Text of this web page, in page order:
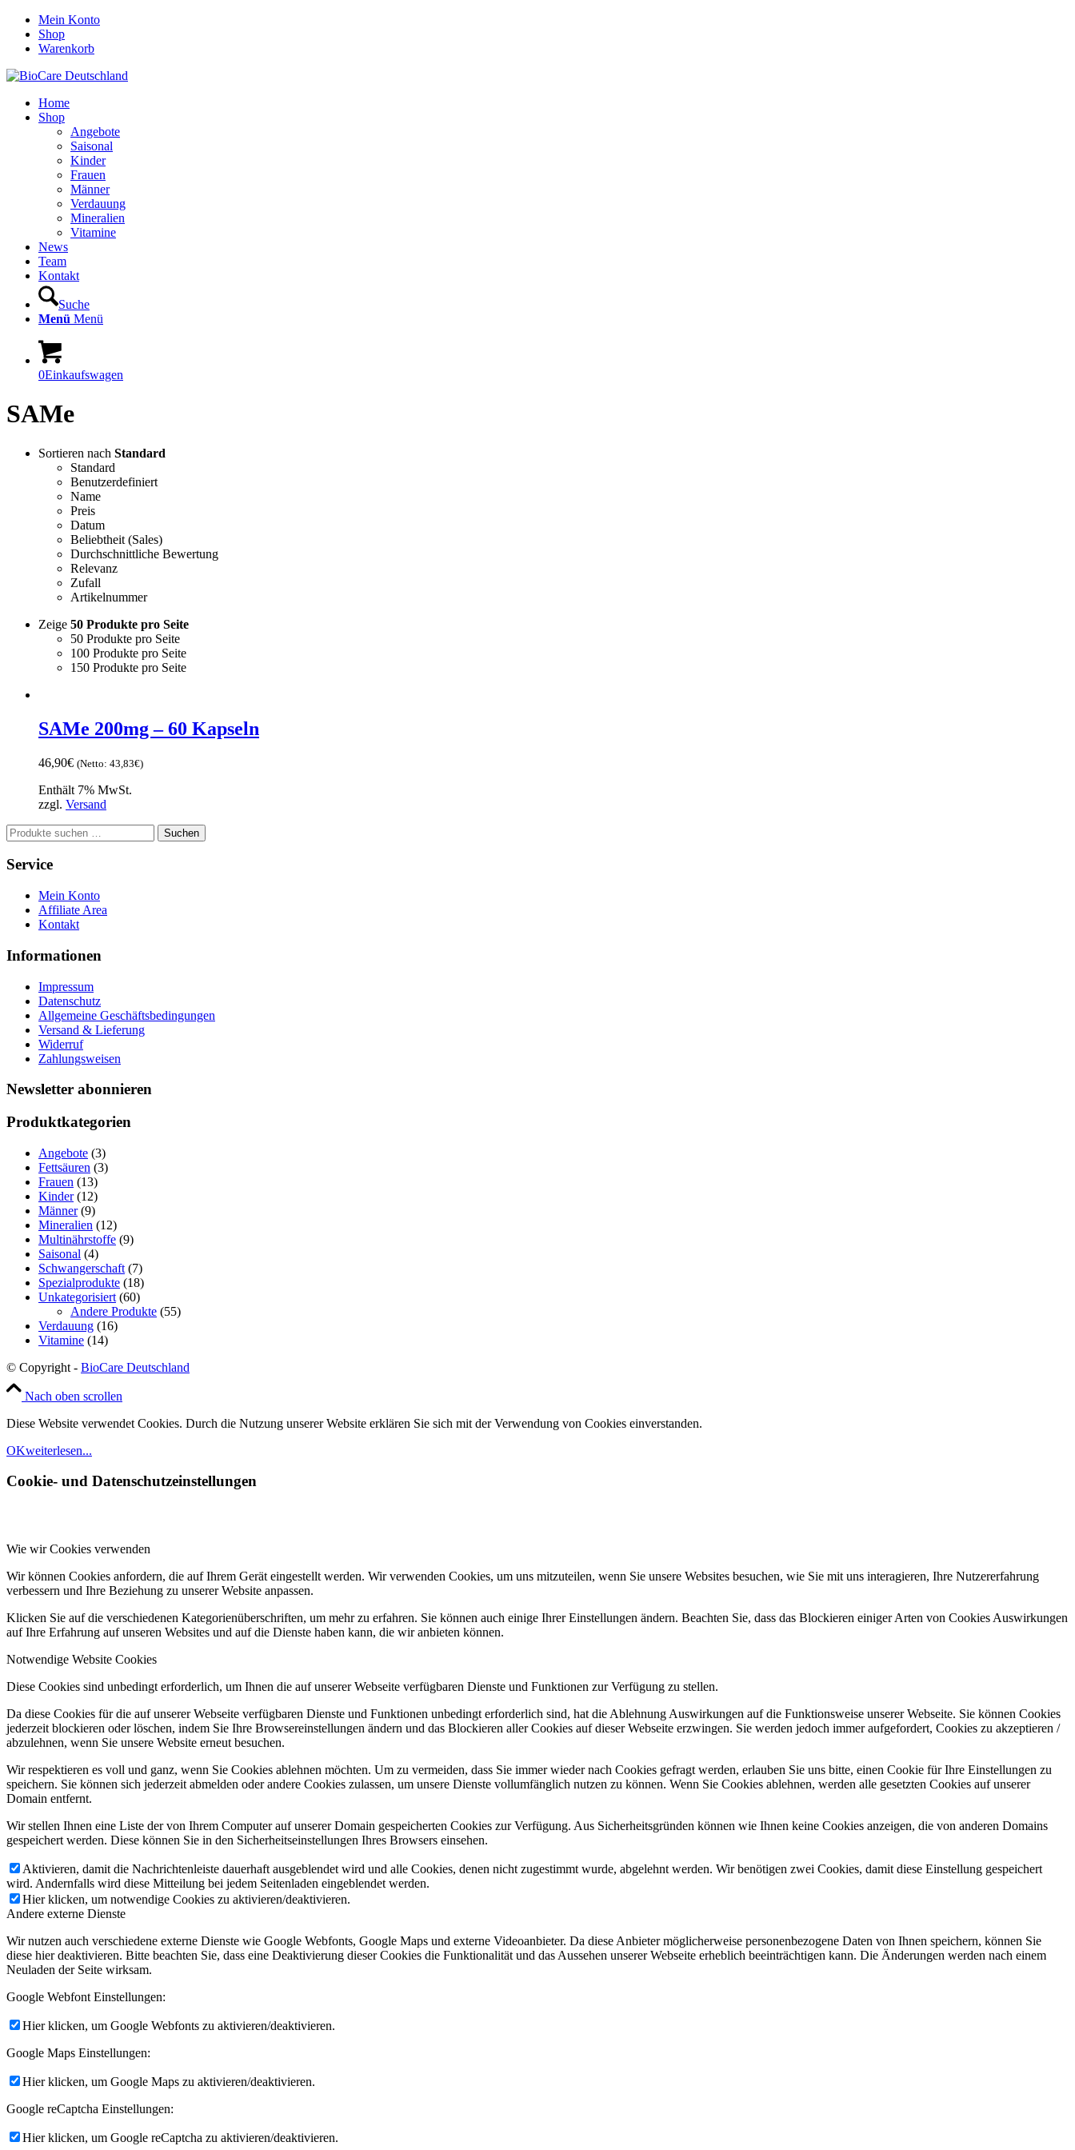
Mein Konto
Shop
Warenkorb
Home
Shop
Angebote
Saisonal
Kinder
Frauen
Männer
Verdauung
Mineralien
Vitamine
News
Team
Kontakt
Suche
Menü Menü
0Einkaufswagen
SAMe
Sortieren nach Standard
Standard
Benutzerdefiniert
Name
Preis
Datum
Beliebtheit (Sales)
Durchschnittliche Bewertung
Relevanz
Zufall
Artikelnummer
Zeige 50 Produkte pro Seite
50 Produkte pro Seite
100 Produkte pro Seite
150 Produkte pro Seite
SAMe 200mg – 60 Kapseln
46,90€ (Netto: 43,83€)
Enthält 7% MwSt.
zzgl. Versand
Suchen
nach:
Suchen
Service
Mein Konto
Affiliate Area
Kontakt
Informationen
Impressum
Datenschutz
Allgemeine Geschäftsbedingungen
Versand & Lieferung
Widerruf
Zahlungsweisen
Newsletter abonnieren
Produktkategorien
Angebote (3)
Fettsäuren (3)
Frauen (13)
Kinder (12)
Männer (9)
Mineralien (12)
Multinährstoffe (9)
Saisonal (4)
Schwangerschaft (7)
Spezialprodukte (18)
Unkategorisiert (60)
Andere Produkte (55)
Verdauung (16)
Vitamine (14)
© Copyright - BioCare Deutschland
Nach oben scrollen
Diese Website verwendet Cookies. Durch die Nutzung unserer Website erklären Sie sich mit der Verwendung von Cookies einverstanden.
OKweiterlesen...
Cookie- und Datenschutzeinstellungen
Wie wir Cookies verwenden
Wir können Cookies anfordern, die auf Ihrem Gerät eingestellt werden. Wir verwenden Cookies, um uns mitzuteilen, wenn Sie unsere Websites besuchen, wie Sie mit uns interagieren, Ihre Nutzererfahrung
verbessern und Ihre Beziehung zu unserer Website anpassen.
Klicken Sie auf die verschiedenen Kategorienüberschriften, um mehr zu erfahren. Sie können auch einige Ihrer Einstellungen ändern. Beachten Sie, dass das Blockieren einiger Arten von Cookies Auswirkungen
auf Ihre Erfahrung auf unseren Websites und auf die Dienste haben kann, die wir anbieten können.
Notwendige Website Cookies
Diese Cookies sind unbedingt erforderlich, um Ihnen die auf unserer Webseite verfügbaren Dienste und Funktionen zur Verfügung zu stellen.
Da diese Cookies für die auf unserer Webseite verfügbaren Dienste und Funktionen unbedingt erforderlich sind, hat die Ablehnung Auswirkungen auf die Funktionsweise unserer Webseite. Sie können Cookies
jederzeit blockieren oder löschen, indem Sie Ihre Browsereinstellungen ändern und das Blockieren aller Cookies auf dieser Webseite erzwingen. Sie werden jedoch immer aufgefordert, Cookies zu akzeptieren /
abzulehnen, wenn Sie unsere Website erneut besuchen.
Wir respektieren es voll und ganz, wenn Sie Cookies ablehnen möchten. Um zu vermeiden, dass Sie immer wieder nach Cookies gefragt werden, erlauben Sie uns bitte, einen Cookie für Ihre Einstellungen zu
speichern. Sie können sich jederzeit abmelden oder andere Cookies zulassen, um unsere Dienste vollumfänglich nutzen zu können. Wenn Sie Cookies ablehnen, werden alle gesetzten Cookies auf unserer
Domain entfernt.
Wir stellen Ihnen eine Liste der von Ihrem Computer auf unserer Domain gespeicherten Cookies zur Verfügung. Aus Sicherheitsgründen können wie Ihnen keine Cookies anzeigen, die von anderen Domains
gespeichert werden. Diese können Sie in den Sicherheitseinstellungen Ihres Browsers einsehen.
Aktivieren, damit die Nachrichtenleiste dauerhaft ausgeblendet wird und alle Cookies, denen nicht zugestimmt wurde, abgelehnt werden. Wir benötigen zwei Cookies, damit diese Einstellung gespeichert
wird. Andernfalls wird diese Mitteilung bei jedem Seitenladen eingeblendet werden.
Hier klicken, um notwendige Cookies zu aktivieren/deaktivieren.
Andere externe Dienste
Wir nutzen auch verschiedene externe Dienste wie Google Webfonts, Google Maps und externe Videoanbieter. Da diese Anbieter möglicherweise personenbezogene Daten von Ihnen speichern, können Sie
diese hier deaktivieren. Bitte beachten Sie, dass eine Deaktivierung dieser Cookies die Funktionalität und das Aussehen unserer Webseite erheblich beeinträchtigen kann. Die Änderungen werden nach einem
Neuladen der Seite wirksam.
Google Webfont Einstellungen:
Hier klicken, um Google Webfonts zu aktivieren/deaktivieren.
Google Maps Einstellungen:
Hier klicken, um Google Maps zu aktivieren/deaktivieren.
Google reCaptcha Einstellungen:
Hier klicken, um Google reCaptcha zu aktivieren/deaktivieren.